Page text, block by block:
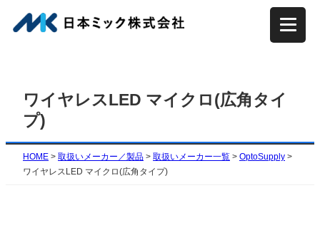
容
ワイヤレスLED マイクロ(広角タイ
プ)
HOME > 取扱いメーカー／製品 > 取扱いメーカー一覧 > OptoSupply >
ワイヤレスLED マイクロ(広角タイプ)